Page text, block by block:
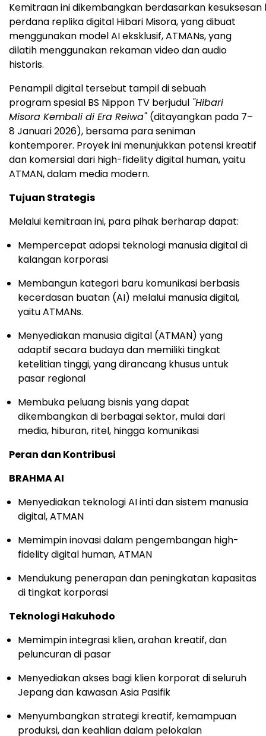
Kemitraan ini dikembangkan berdasarkan
perdana replika digital Hibari Misora, yang dibuat
menggunakan model AI eksklusif, ATMANs, yang
dilatih menggunakan rekaman video dan audio
historis.
Penampil digital tersebut tampil di sebuah
program spesial BS Nippon TV berjudul "Hibari
Misora Kembali di Era Reiwa" (ditayangkan pada 7–
8 Januari 2026), bersama para seniman
kontemporer. Proyek ini menunjukkan potensi kreatif
dan komersial dari high-fidelity digital human, yaitu
ATMAN, dalam media modern.
Tujuan Strategis
Melalui kemitraan ini, para pihak berharap dapat:
Mempercepat adopsi teknologi manusia digital di
kalangan korporasi
Membangun kategori baru komunikasi berbasis
kecerdasan buatan (AI) melalui manusia digital,
yaitu ATMANs.
Menyediakan manusia digital (ATMAN) yang
adaptif secara budaya dan memiliki tingkat
ketelitian tinggi, yang dirancang khusus untuk
pasar regional
Membuka peluang bisnis yang dapat
dikembangkan di berbagai sektor, mulai dari
media, hiburan, ritel, hingga komunikasi
Peran dan Kontribusi
BRAHMA AI
Menyediakan teknologi AI inti dan sistem manusia
digital, ATMAN
Memimpin inovasi dalam pengembangan high-
fidelity digital human, ATMAN
Mendukung penerapan dan peningkatan kapasitas
di tingkat korporasi
Teknologi Hakuhodo
Memimpin integrasi klien, arahan kreatif, dan
peluncuran di pasar
Menyediakan akses bagi klien korporat di seluruh
Jepang dan kawasan Asia Pasifik
Menyumbangkan strategi kreatif, kemampuan
produksi, dan keahlian dalam pelokalan